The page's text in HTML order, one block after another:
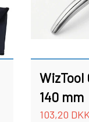
WizTool
140 mm
103,20 DKK